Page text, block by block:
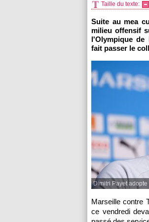
Taille du texte:
Suite au mea
milieu offensif
l'Olympique
fait passer le
Dimitri Payet
Marseille contre
ce vendredi